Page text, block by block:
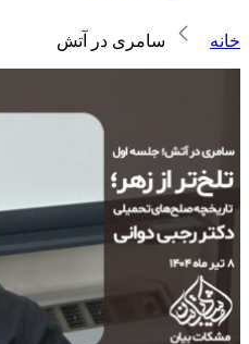
خانه سامری در آتش